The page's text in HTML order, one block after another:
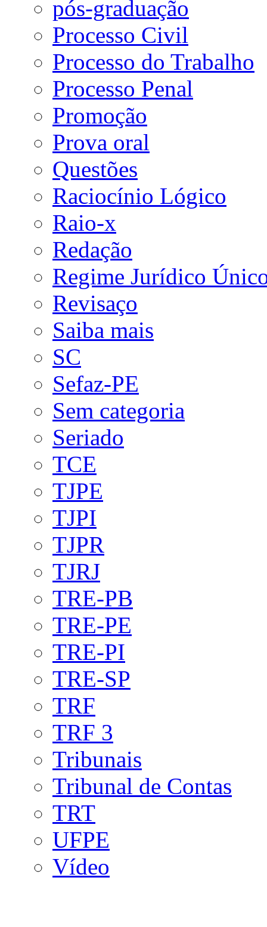
pós-graduação
Processo Civil
Processo do Trabalho
Processo Penal
Promoção
Prova oral
Questões
Raciocínio Lógico
Raio-x
Redação
Regime Jurídico
Revisaço
Saiba mais
SC
Sefaz-PE
Sem categoria
Seriado
TCE
TJPE
TJPI
TJPR
TJRJ
TRE-PB
TRE-PE
TRE-PI
TRE-SP
TRF
TRF 3
Tribunais
Tribunal de Contas
TRT
UFPE
Vídeo